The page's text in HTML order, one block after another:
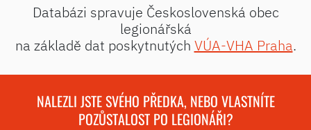
Databázi spravuje Československá obec
legionářská
na základě dat poskytnutých VÚA-VHA Praha.
NALEZLI JSTE SVÉHO PŘEDKA, NEBO VLASTNÍTE
POZŮSTALOST PO LEGIONÁŘI?